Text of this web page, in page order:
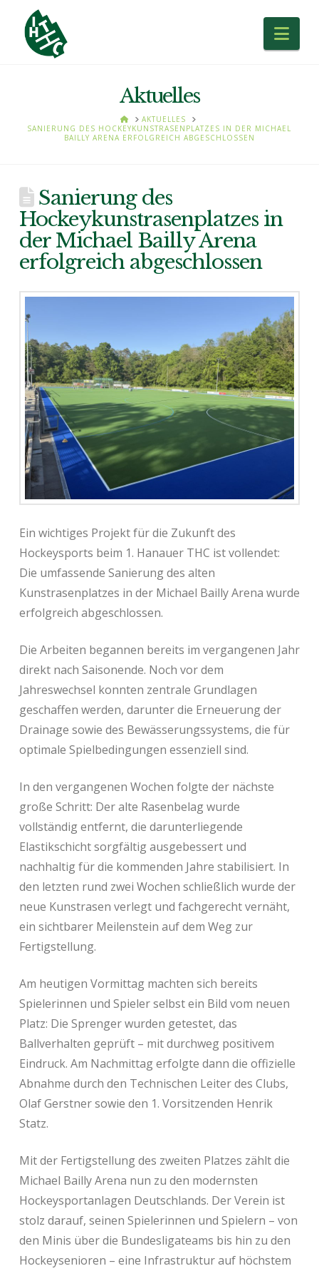
Aktuelles
HOMEAKTUELLES
SANIERUNG DES HOCKEYKUNSTRASENPLATZES IN DER MICHAEL
BAILLY ARENA ERFOLGREICH ABGESCHLOSSEN
Sanierung des
Hockeykunstrasenplatzes in
der Michael Bailly Arena
erfolgreich abgeschlossen
Ein wichtiges Projekt für die Zukunft des
Hockeysports beim 1. Hanauer THC ist vollendet:
Die umfassende Sanierung des alten
Kunstrasenplatzes in der Michael Bailly Arena wurde
erfolgreich abgeschlossen.
Die Arbeiten begannen bereits im vergangenen Jahr
direkt nach Saisonende. Noch vor dem
Jahreswechsel konnten zentrale Grundlagen
geschaffen werden, darunter die Erneuerung der
Drainage sowie des Bewässerungssystems, die für
optimale Spielbedingungen essenziell sind.
In den vergangenen Wochen folgte der nächste
große Schritt: Der alte Rasenbelag wurde
vollständig entfernt, die darunterliegende
Elastikschicht sorgfältig ausgebessert und
nachhaltig für die kommenden Jahre stabilisiert. In
den letzten rund zwei Wochen schließlich wurde der
neue Kunstrasen verlegt und fachgerecht vernäht,
ein sichtbarer Meilenstein auf dem Weg zur
Fertigstellung.
Am heutigen Vormittag machten sich bereits
Spielerinnen und Spieler selbst ein Bild vom neuen
Platz: Die Sprenger wurden getestet, das
Ballverhalten geprüft – mit durchweg positivem
Eindruck. Am Nachmittag erfolgte dann die offizielle
Abnahme durch den Technischen Leiter des Clubs,
Olaf Gerstner sowie den 1. Vorsitzenden Henrik
Statz.
Mit der Fertigstellung des zweiten Platzes zählt die
Michael Bailly Arena nun zu den modernsten
Hockeysportanlagen Deutschlands. Der Verein ist
stolz darauf, seinen Spielerinnen und Spielern – von
den Minis über die Bundesligateams bis hin zu den
Hockeysenioren – eine Infrastruktur auf höchstem